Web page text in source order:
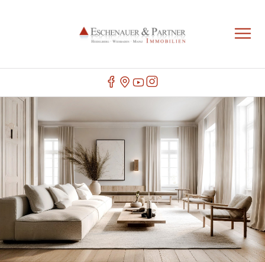
IMMOBILIENMAKLER
Herzlich Willkommen bei Eschenauer & Partner
Immobilien